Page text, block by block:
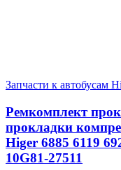
Запчасти к автобусам
Ремкомплект
прокладки
Higer 6885 6119
10G81-27511